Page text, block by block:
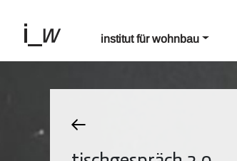
institut für wohnbau